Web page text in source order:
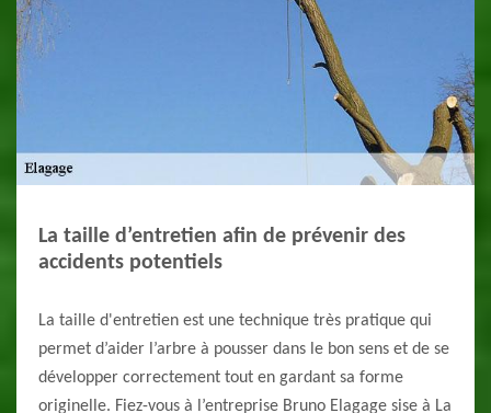
La taille d’entretien afin de prévenir des
accidents potentiels
La taille d'entretien est une technique très pratique qui
permet d’aider l’arbre à pousser dans le bon sens et de se
développer correctement tout en gardant sa forme
originelle. Fiez-vous à l’entreprise Bruno Elagage sise à La